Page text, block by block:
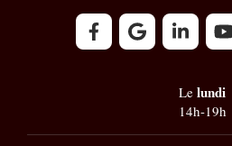
Le lundi
14h-19h